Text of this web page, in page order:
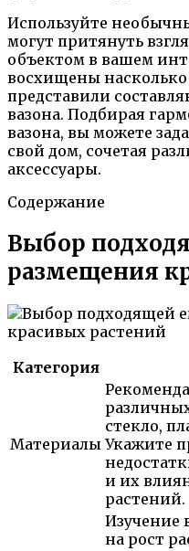
Используйте
могут притянуть
объектом в вашем
восхищены
представили
вазона. Подбирая
вазона, вы можете
свой дом, сочетая
аксессуары.
Содержание
Выбор
размещения
Категория
Материалы
стекло,
Укажите
и их
растений.
Изучение
на рост